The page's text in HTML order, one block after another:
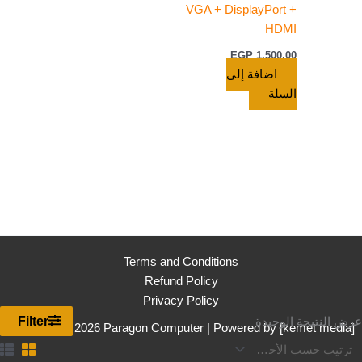
عرض النتيجة الوحيدة Filter
VGA + DisplayPort +
HDMI
EGP1.500,00
إضافة إلى
السلة
Terms and Conditions
Refund Policy
Privacy Policy
Copyright © 2026 Paragon Computer | Powered by [kemet media]